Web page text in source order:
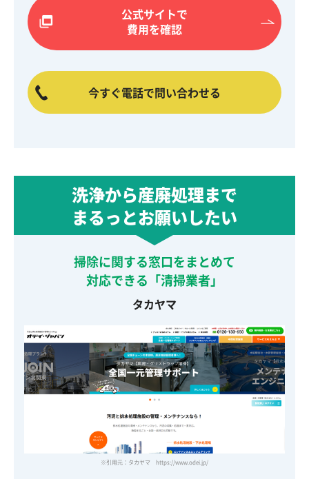
公式サイトで
費用を確認
今すぐ電話で問い合わせる
洗浄から産廃処理まで
まるっとお願いしたい
掃除に関する窓口をまとめて
対応できる「清掃業者」
タカヤマ
※引用元：タカヤマ https://www.odei.jp/